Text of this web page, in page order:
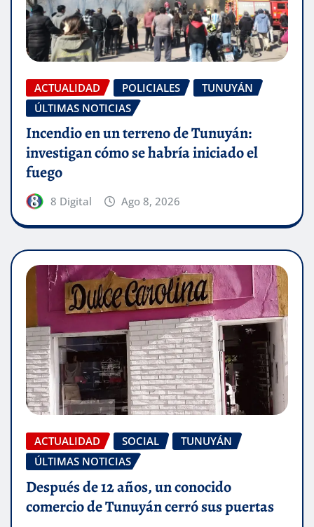
ACTUALIDAD POLICIALES
TUNUYÁN
ÚLTIMAS NOTICIAS
Incendio en un terreno de Tunuyán:
investigan cómo se habría iniciado el
fuego
8 Digital Ago 8, 2026
ACTUALIDAD SOCIAL
TUNUYÁN
ÚLTIMAS NOTICIAS
Después de 12 años, un conocido
comercio de Tunuyán cerró sus puertas